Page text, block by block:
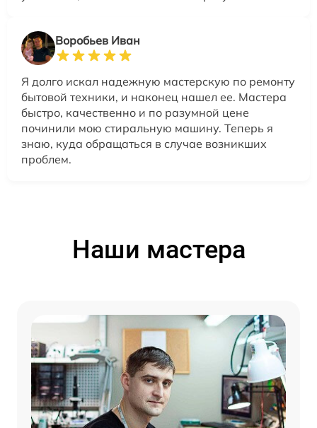
Воробьев Иван
Я долго искал надежную мастерскую по ремонту
бытовой техники, и наконец нашел ее. Мастера
быстро, качественно и по разумной цене
починили мою стиральную машину. Теперь я
знаю, куда обращаться в случае возникших
проблем.
Наши мастера